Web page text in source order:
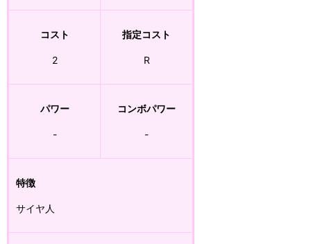
コスト
2
指定コスト
R
パワー
-
コンボパワー
-
特徴
サイヤ人